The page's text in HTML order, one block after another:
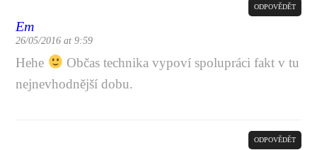
Em
26/05/2016 at 9:59
ODPOVĚDĚT
Hehe
Občas technika vypoví spolupráci fakt v tu
nejnevhodnější dobu.
ODPOVĚDĚT